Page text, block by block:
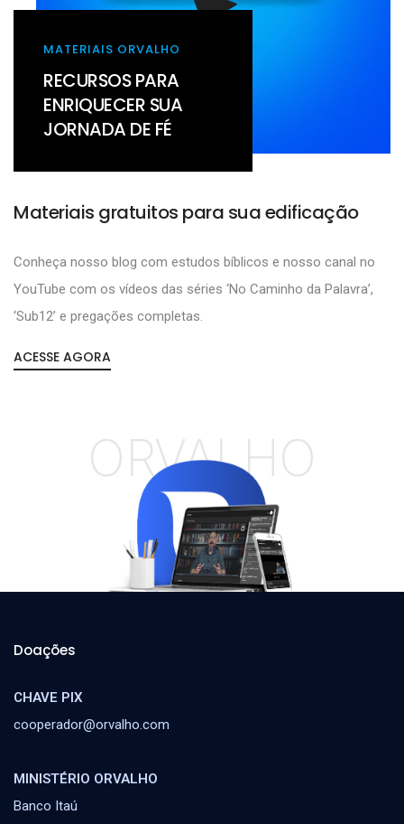
MATERIAIS ORVALHO
RECURSOS PARA
ENRIQUECER SUA
JORNADA DE FÉ
Materiais gratuitos para sua edificação
Conheça nosso blog com estudos bíblicos e nosso canal no
YouTube com os vídeos das séries ‘No Caminho da Palavra’,
‘Sub12’ e pregações completas.
ACESSE AGORA
ORVALHO
Doações
CHAVE PIX
cooperador@orvalho.com
MINISTÉRIO ORVALHO
Banco Itaú